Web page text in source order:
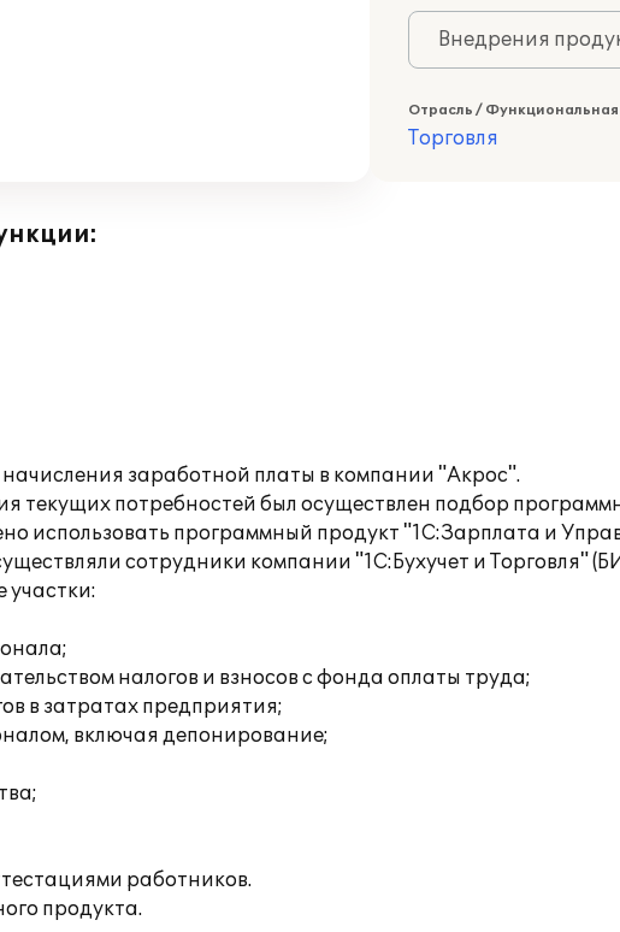
Внедрения
Отрасль / Функциональная
Торговля
заработной платы в компании "Акрос".
текущих потребностей был осуществлен подбор
использовать программный продукт "1С:Зарплата и
сотрудники компании "1С:Бухучет и Торговля"
участки:
налогов и взносов с фонда оплаты труда;
в затратах предприятия;
включая депонирование;
работников.
продукта.